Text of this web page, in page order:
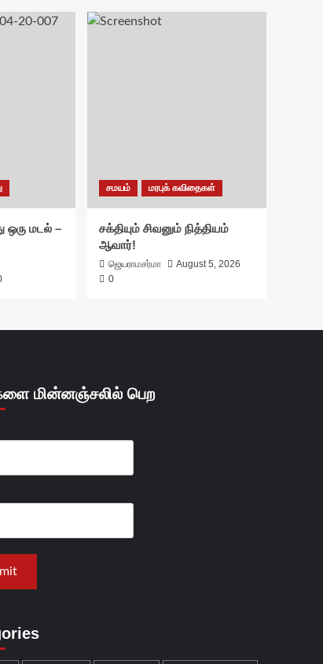
ஒரு மடல் –
சமயம் மரபுக் கவிதைகள்
சக்தியும் சிவனும் நித்தியம்
ஆவார்!
ஜெயராமசர்மா
August 5, 2026
0
மின்னஞ்சலில் பெற